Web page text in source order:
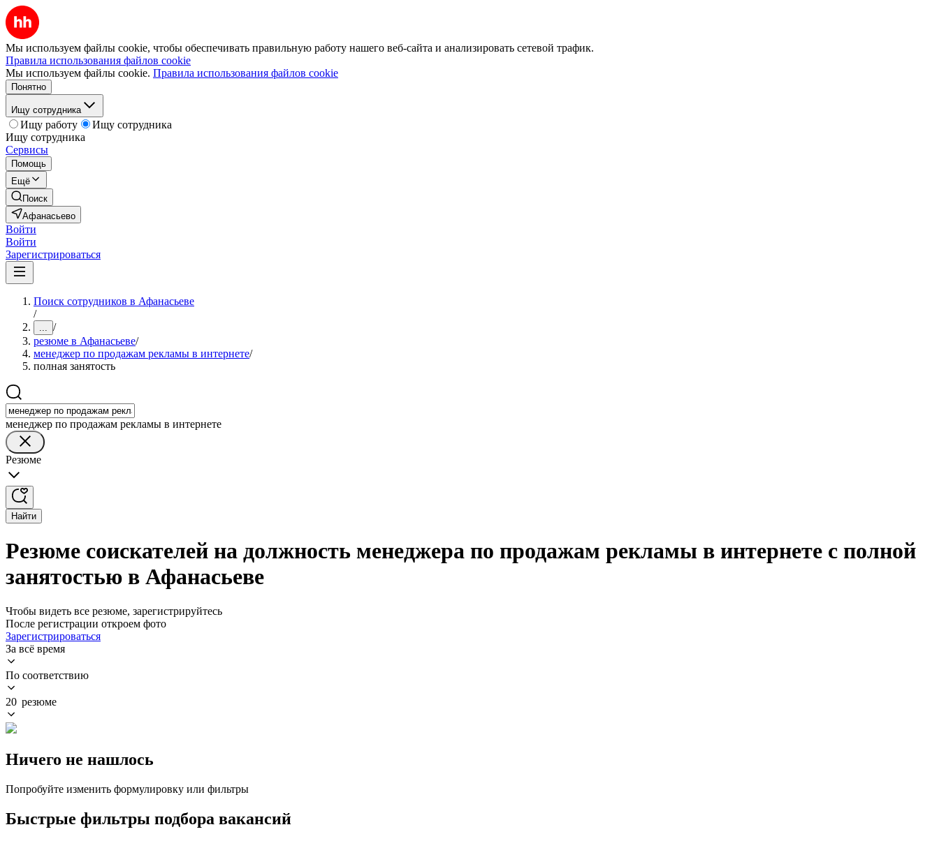
Мы используем файлы cookie, чтобы обеспечивать правильную работу нашего веб-сайта и анализировать сетевой трафик.
Правила использования файлов cookie
Мы используем файлы cookie. Правила использования файлов cookie
Понятно
Ищу сотрудника
Ищу работу
Ищу сотрудника
Ищу сотрудника
Сервисы
Помощь
Ещё
Поиск
Афанасьево
Войти
Войти
Зарегистрироваться
Поиск сотрудников в Афанасьеве
/
... /
резюме в Афанасьеве/
менеджер по продажам рекламы в интернете/
полная занятость
менеджер по продажам рекламы в интернете
Резюме
Найти
Резюме соискателей на должность менеджера по продажам рекламы в интернете с полной
занятостью в Афанасьеве
Чтобы видеть все резюме, зарегистрируйтесь
После регистрации откроем фото
Зарегистрироваться
За всё время
По соответствию
20 резюме
Ничего не нашлось
Попробуйте изменить формулировку или фильтры
Быстрые фильтры подбора вакансий